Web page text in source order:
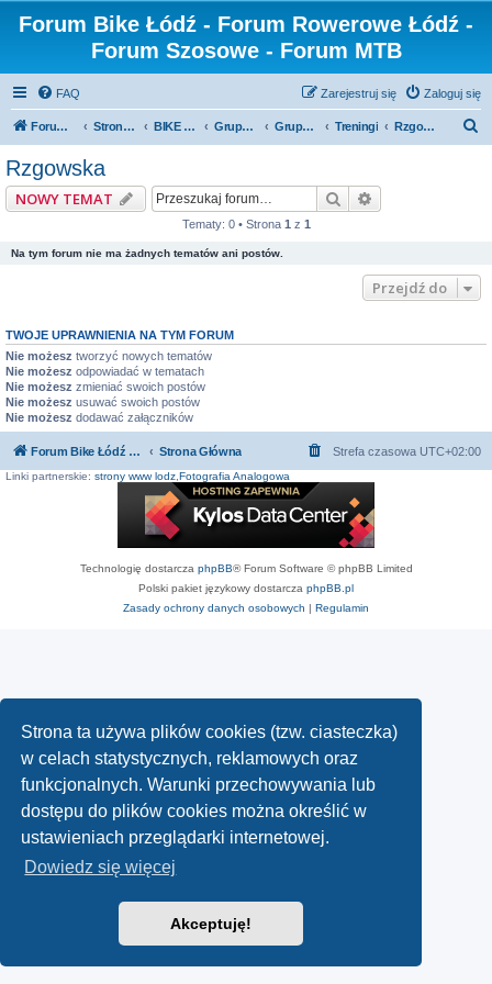
Strona ta używa plików cookies (tzw. ciasteczka)
w celach statystycznych, reklamowych oraz
funkcjonalnych. Warunki przechowywania lub
dostępu do plików cookies można określić w
ustawieniach przeglądarki internetowej.
Dowiedz się więcej
Akceptuję!
Forum Bike Łódź - Forum Rowerowe Łódź -
Forum Szosowe - Forum MTB
FAQ Zaloguj się
Zarejestruj się
Forum Bike Łódź - Forum Rowerowe Łódź - Forum Szosowe - Forum MTB Strona Główna BIKE ŁÓDŹ Grupy rowerowe Grupa Cyklomaniacy Treningi Rzgowska
Rzgowska
NOWY TEMAT Szukaj
Tematy: 0 • Strona 1 z 1
Na tym forum nie ma żadnych tematów ani postów.
Przejdź do
TWOJE UPRAWNIENIA NA TYM FORUM
Nie możesz tworzyć nowych tematów
Nie możesz odpowiadać w tematach
Nie możesz zmieniać swoich postów
Nie możesz usuwać swoich postów
Nie możesz dodawać załączników
Forum Bike Łódź - Forum Rowerowe Łódź - Forum Szosowe - Forum MTB Strona Główna Strefa czasowa UTC+02:00
Linki partnerskie: strony www lodz Fotografia Analogowa
Technologię dostarcza phpBB® Forum Software © phpBB Limited
Polski pakiet językowy dostarcza phpBB.pl
Zasady ochrony danych osobowych | Regulamin